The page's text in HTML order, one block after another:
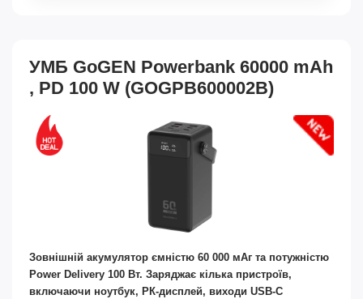
УМБ GoGEN Powerbank 60000 mAh
, PD 100 W (GOGPB600002B)
Зовнішній акумулятор ємністю 60 000 мАг та потужністю
Power Delivery 100 Вт. Заряджає кілька пристроїв,
включаючи ноутбук, РК-дисплей, виходи USB-C